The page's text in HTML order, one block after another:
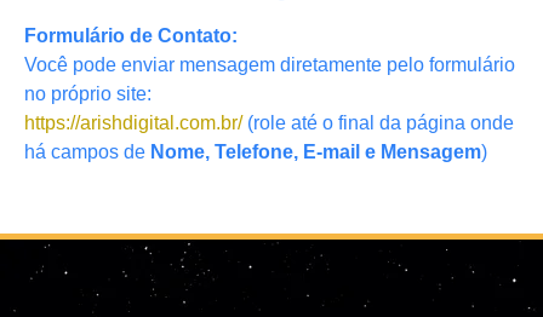
Formulário de Contato:
Você pode enviar mensagem diretamente pelo formulário
no próprio site:
https://arishdigital.com.br/(role até o final da página onde
há campos de Nome, Telefone, E-mail e Mensagem)